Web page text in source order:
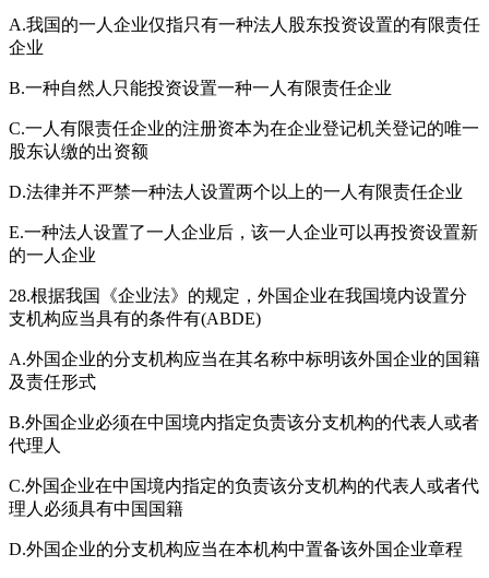
A.我国的一人企业仅指只有一种法人股东投资设置的有限责任
企业
B.一种自然人只能投资设置一种一人有限责任企业
C.一人有限责任企业的注册资本为在企业登记机关登记的唯一
股东认缴的出资额
D.法律并不严禁一种法人设置两个以上的一人有限责任企业
E.一种法人设置了一人企业后，该一人企业可以再投资设置新
的一人企业
28.根据我国《企业法》的规定，外国企业在我国境内设置分
支机构应当具有的条件有(ABDE)
A.外国企业的分支机构应当在其名称中标明该外国企业的国籍
及责任形式
B.外国企业必须在中国境内指定负责该分支机构的代表人或者
代理人
C.外国企业在中国境内指定的负责该分支机构的代表人或者代
理人必须具有中国国籍
D.外国企业的分支机构应当在本机构中置备该外国企业章程